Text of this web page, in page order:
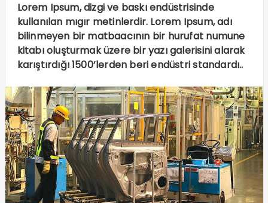
Lorem Ipsum, dizgi ve baskı endüstrisinde
kullanılan mıgır metinlerdir. Lorem Ipsum, adı
bilinmeyen bir matbaacının bir hurufat numune
kitabı oluşturmak üzere bir yazı galerisini alarak
karıştırdığı 1500’lerden beri endüstri standardı..